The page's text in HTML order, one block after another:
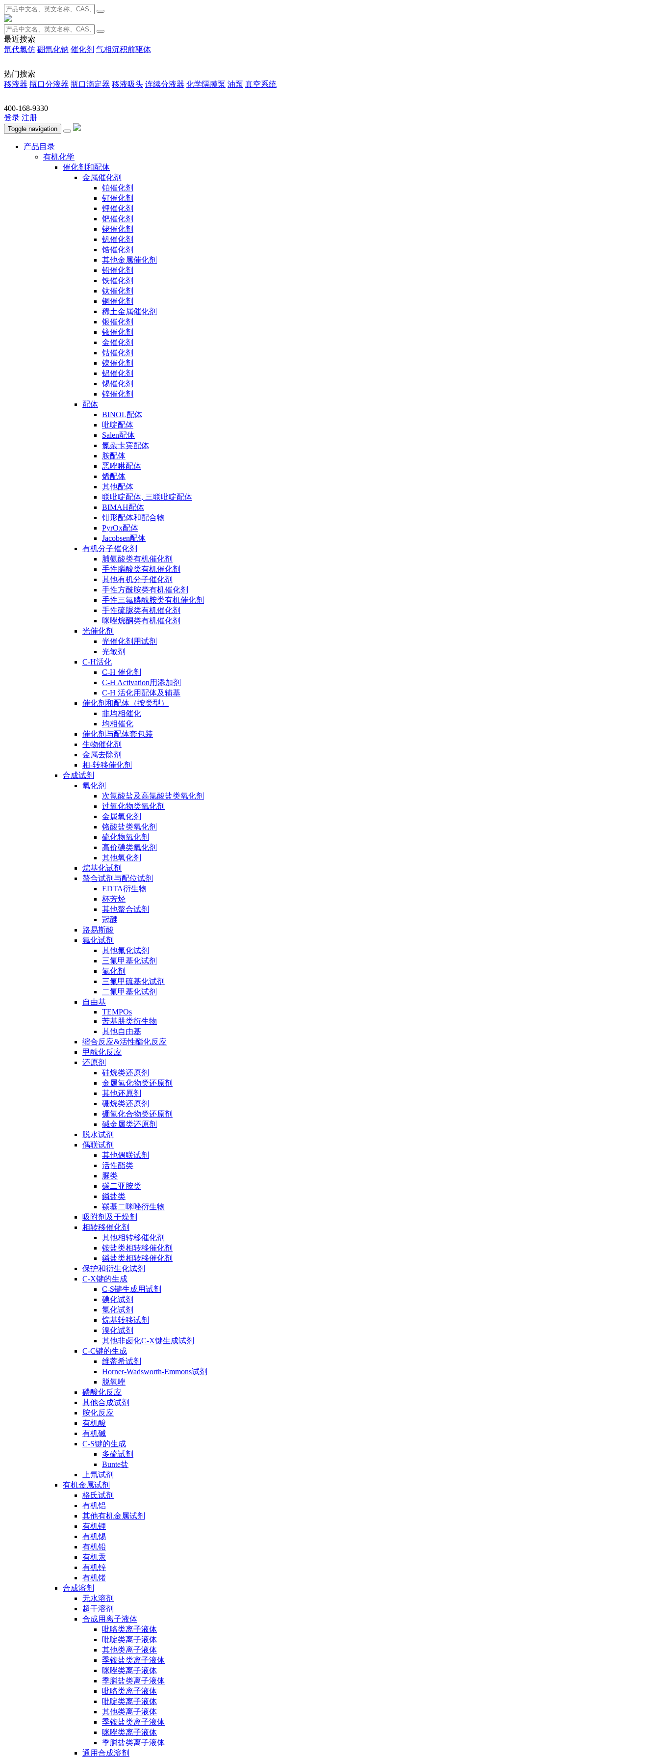
最近搜索
氘代氯仿 硼氘化钠 催化剂 气相沉积前驱体
热门搜索
移液器 瓶口分液器 瓶口滴定器 移液吸头 连续分液器 化学隔膜泵 油泵 真空系统
400-168-9330
登录 注册
Toggle navigation
产品目录
有机化学
催化剂和配体
金属催化剂
铂催化剂
钌催化剂
锂催化剂
钯催化剂
铑催化剂
钒催化剂
锆催化剂
其他金属催化剂
铅催化剂
铁催化剂
钛催化剂
铜催化剂
稀土金属催化剂
银催化剂
铱催化剂
金催化剂
钴催化剂
镍催化剂
铝催化剂
锡催化剂
锌催化剂
配体
BINOL配体
吡啶配体
Salen配体
氮杂卡宾配体
胺配体
恶唑啉配体
烯配体
其他配体
联吡啶配体, 三联吡啶配体
BIMAH配体
钳形配体和配合物
PyrOx配体
Jacobsen配体
有机分子催化剂
脯氨酸类有机催化剂
手性膦酸类有机催化剂
其他有机分子催化剂
手性方酰胺类有机催化剂
手性三氟膦酰胺类有机催化剂
手性硫脲类有机催化剂
咪唑烷酮类有机催化剂
光催化剂
光催化剂用试剂
光敏剂
C-H活化
C-H 催化剂
C-H Activation用添加剂
C-H 活化用配体及辅基
催化剂和配体（按类型）
非均相催化
均相催化
催化剂与配体套包装
生物催化剂
金属去除剂
相-转移催化剂
合成试剂
氧化剂
次氯酸盐及高氯酸盐类氧化剂
过氧化物类氧化剂
金属氧化剂
铬酸盐类氧化剂
硫化物氧化剂
高价碘类氧化剂
其他氧化剂
烷基化试剂
螯合试剂与配位试剂
EDTA衍生物
杯芳烃
其他螯合试剂
冠醚
路易斯酸
氟化试剂
其他氟化试剂
三氟甲基化试剂
氟化剂
三氟甲硫基化试剂
二氟甲基化试剂
自由基
TEMPOs
苦基肼类衍生物
其他自由基
缩合反应&活性酯化反应
甲酰化反应
还原剂
硅烷类还原剂
金属氢化物类还原剂
其他还原剂
硼烷类还原剂
硼氢化合物类还原剂
碱金属类还原剂
脱水试剂
偶联试剂
其他偶联试剂
活性酯类
脲类
碳二亚胺类
鏻盐类
羰基二咪唑衍生物
吸附剂及干燥剂
相转移催化剂
其他相转移催化剂
铵盐类相转移催化剂
鏻盐类相转移催化剂
保护和衍生化试剂
C-X键的生成
C-S键生成用试剂
碘化试剂
氯化试剂
烷基转移试剂
溴化试剂
其他非卤化C-X键生成试剂
C-C键的生成
维蒂希试剂
Horner-Wadsworth-Emmons试剂
脱氧唑
磷酸化反应
其他合成试剂
胺化反应
有机酸
有机碱
C-S键的生成
多硫试剂
Bunte盐
上氘试剂
有机金属试剂
格氏试剂
有机铝
其他有机金属试剂
有机锂
有机锡
有机铅
有机汞
有机锌
有机锗
合成溶剂
无水溶剂
超干溶剂
合成用离子液体
吡咯类离子液体
吡啶类离子液体
其他类离子液体
季铵盐类离子液体
咪唑类离子液体
季膦盐类离子液体
吡咯类离子液体
吡啶类离子液体
其他类离子液体
季铵盐类离子液体
咪唑类离子液体
季膦盐类离子液体
通用合成溶剂